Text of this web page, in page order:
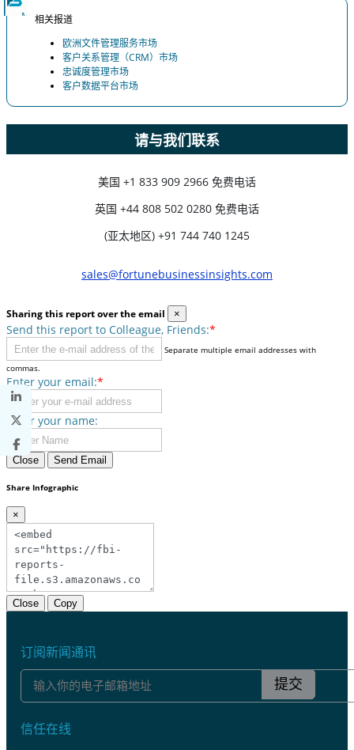
相关报道
欧洲文件管理服务市场
客户关系管理（CRM）市场
忠诚度管理市场
客户数据平台市场
请与我们联系
美国 +1 833 909 2966 免费电话
英国 +44 808 502 0280 免费电话
(亚太地区) +91 744 740 1245
sales@fortunebusinessinsights.com
Sharing this report over the email ×
Send this report to Colleague, Friends:*
Separate multiple email addresses with
commas.
Enter your email:*
Enter your name:
Close Send Email
Share Infographic
×
Close Copy
订阅新闻通讯
提交
信任在线